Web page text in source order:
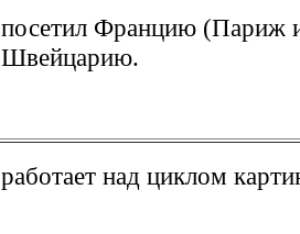
посетил Францию (Париж
Швейцарию.
работает над циклом